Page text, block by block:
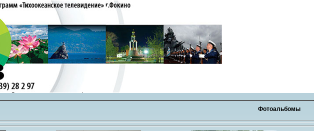
Фотоальбомы